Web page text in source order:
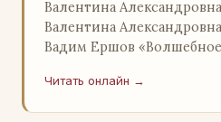
Валентина
Валентина
Вадим Ершов «Волшебное
Александровна ОСЕЕВ…
Читать онлайн →